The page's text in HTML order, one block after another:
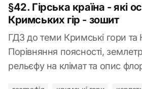
§42. Гірська країна - які
Кримських гір - зошит
ГДЗ до теми Кримські гори та
Порівняння поясності,
рельєфу на клімат та опис